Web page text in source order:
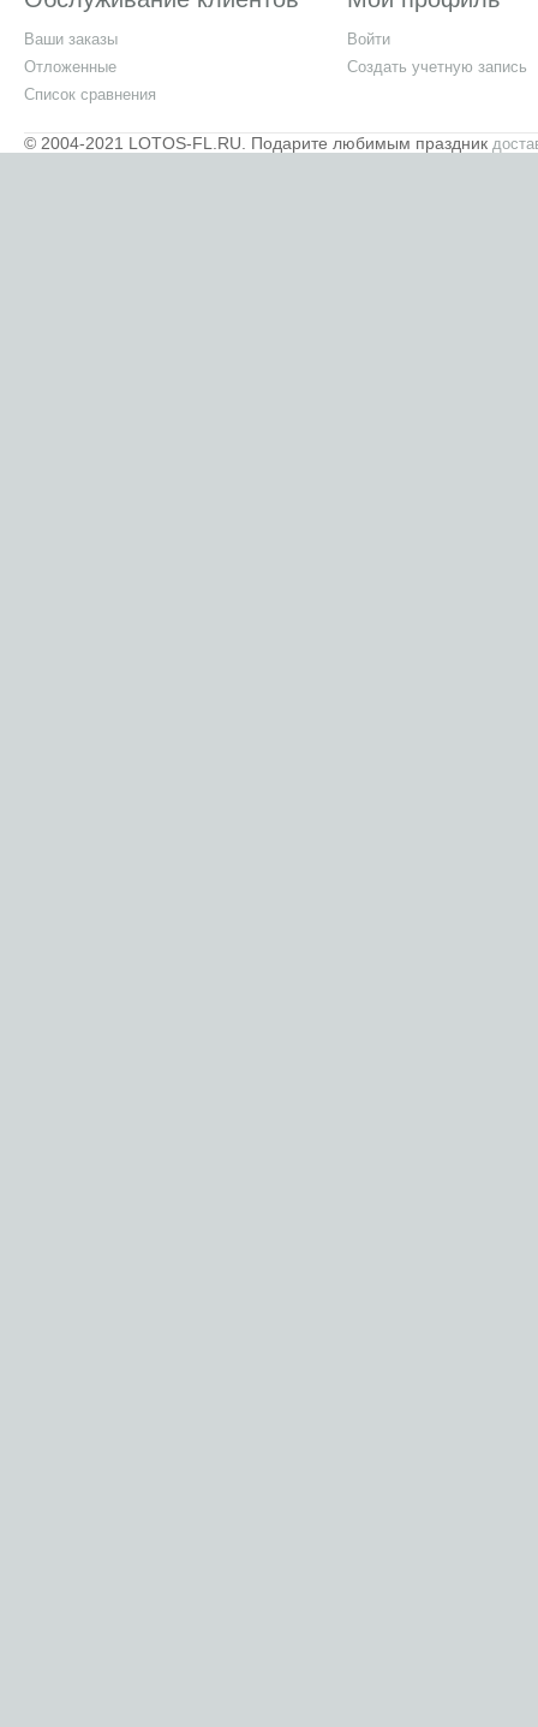
Ваши заказы
Отложенные
Список сравнения
Войти
Создать учетную запись
© 2004-2021 LOTOS-FL.RU. Подарите любимым праздник